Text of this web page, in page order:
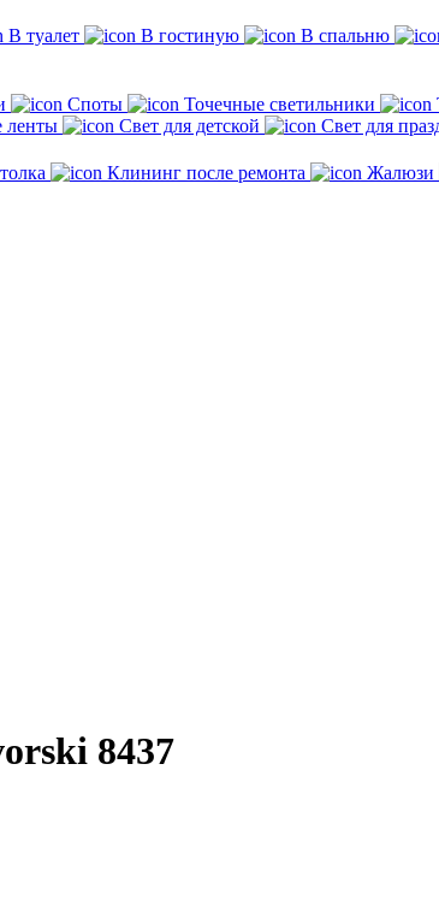
В туалет В гостиную В спальню
Споты Точечные светильники
ленты Свет для детской Свет для
Клининг после ремонта Жалюзи
8437